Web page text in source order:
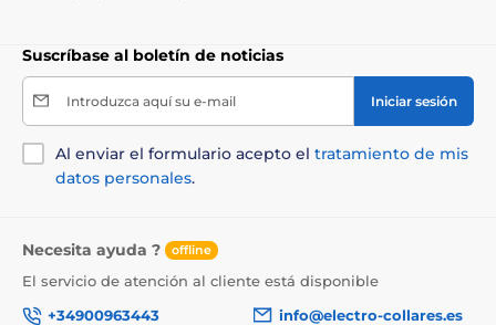
Suscríbase al boletín de noticias
Introduzca aquí su e-mail Iniciar sesión
Al enviar el formulario acepto el tratamiento de mis
datos personales.
Necesita ayuda ? offline
El servicio de atención al cliente está disponible
+34900963443
info@electro-collares.es